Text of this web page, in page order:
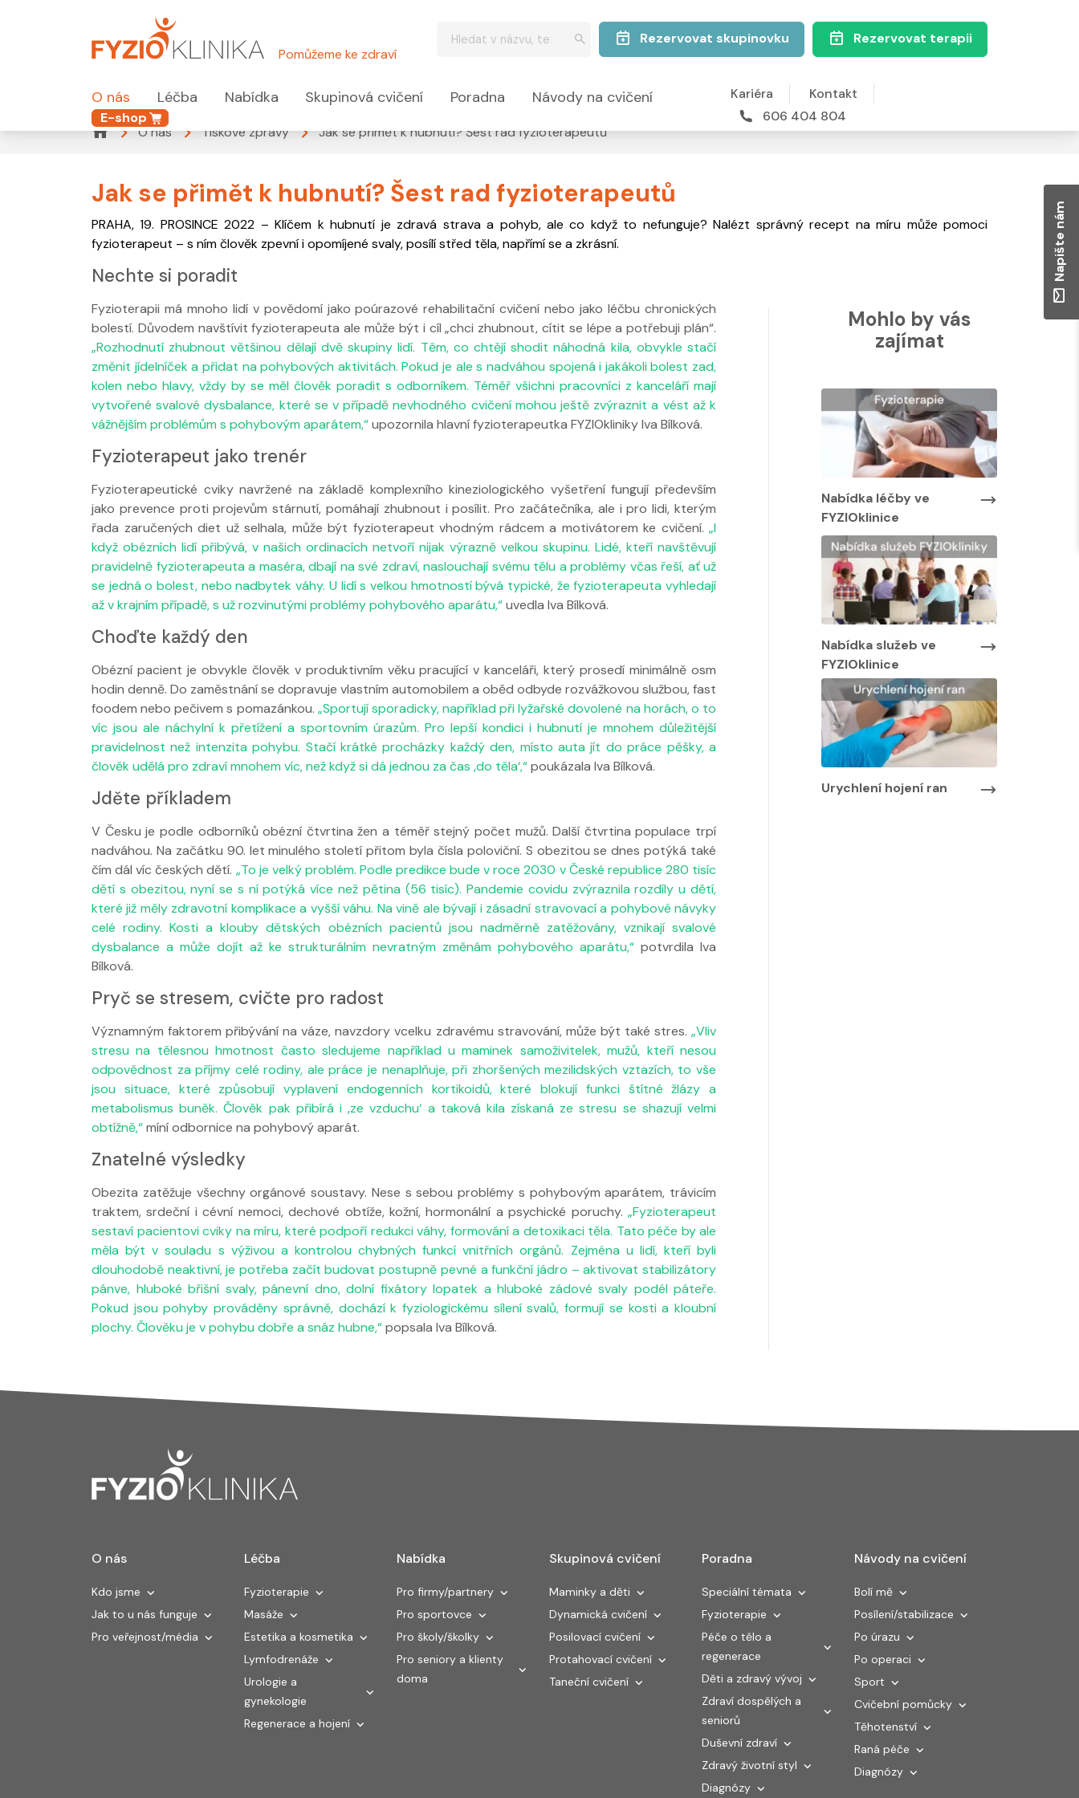
Pomůžeme ke zdraví
Rezervovat skupinovku Rezervovat terapii
O nás Léčba Nabídka Skupinová cvičení Poradna Návody na cvičení
E-shop
Kariéra
Kontakt
606 404 804
O nás
Tiskové zprávy Jak se přimět k hubnutí? Šest rad fyzioterapeutů
Jak se přimět k hubnutí? Šest rad fyzioterapeutů
PRAHA, 19. PROSINCE 2022 – Klíčem k hubnutí je zdravá strava a pohyb, ale co když to nefunguje? Nalézt správný recept na míru může pomoci
fyzioterapeut – s ním člověk zpevní i opomíjené svaly, posílí střed těla, napřímí se a zkrásní.
Nechte si poradit
Fyzioterapii má mnoho lidí v povědomí jako poúrazové rehabilitační cvičení nebo jako léčbu chronických
bolestí. Důvodem navštívit fyzioterapeuta ale může být i cíl „chci zhubnout, cítit se lépe a potřebuji plán“.
„Rozhodnutí zhubnout většinou dělají dvě skupiny lidí. Těm, co chtějí shodit náhodná kila, obvykle stačí
změnit jídelníček a přidat na pohybových aktivitách. Pokud je ale s nadváhou spojená i jakákoli bolest zad,
kolen nebo hlavy, vždy by se měl člověk poradit s odborníkem. Téměř všichni pracovníci z kanceláří mají
vytvořené svalové dysbalance, které se v případě nevhodného cvičení mohou ještě zvýraznit a vést až k
vážnějším problémům s pohybovým aparátem,“upozornila hlavní fyzioterapeutka FYZIOkliniky Iva Bílková.
Fyzioterapeut jako trenér
Fyzioterapeutické cviky navržené na základě komplexního kineziologického vyšetření fungují především
jako prevence proti projevům stárnutí, pomáhají zhubnout i posílit. Pro začátečníka, ale i pro lidi, kterým
řada zaručených diet už selhala, může být fyzioterapeut vhodným rádcem a motivátorem ke cvičení. „I
když obézních lidí přibývá, v našich ordinacích netvoří nijak výrazně velkou skupinu. Lidé, kteří navštěvují
pravidelně fyzioterapeuta a maséra, dbají na své zdraví, naslouchají svému tělu a problémy včas řeší, ať už
se jedná o bolest, nebo nadbytek váhy. U lidí s velkou hmotností bývá typické, že fyzioterapeuta vyhledají
až v krajním případě, s už rozvinutými problémy pohybového aparátu,“uvedla Iva Bílková.
Choďte každý den
Obézní pacient je obvykle člověk v produktivním věku pracující v kanceláři, který prosedí minimálně osm
hodin denně. Do zaměstnání se dopravuje vlastním automobilem a oběd odbyde rozvážkovou službou, fast
foodem nebo pečivem s pomazánkou. „Sportují sporadicky, například při lyžařské dovolené na horách, o to
víc jsou ale náchylní k přetížení a sportovním úrazům. Pro lepší kondici i hubnutí je mnohem důležitější
pravidelnost než intenzita pohybu. Stačí krátké procházky každý den, místo auta jít do práce pěšky, a
člověk udělá pro zdraví mnohem víc, než když si dá jednou za čas ‚do těla‘,“poukázala Iva Bílková.
Jděte příkladem
V Česku je podle odborníků obézní čtvrtina žen a téměř stejný počet mužů. Další čtvrtina populace trpí
nadváhou. Na začátku 90. let minulého století přitom byla čísla poloviční. S obezitou se dnes potýká také
čím dál víc českých dětí. „To je velký problém. Podle predikce bude v roce 2030 v České republice 280 tisíc
dětí s obezitou, nyní se s ní potýká více než pětina (56 tisíc). Pandemie covidu zvýraznila rozdíly u dětí,
které již měly zdravotní komplikace a vyšší váhu. Na vině ale bývají i zásadní stravovací a pohybové návyky
celé rodiny. Kosti a klouby dětských obézních pacientů jsou nadměrně zatěžovány, vznikají svalové
dysbalance a může dojít až ke strukturálním nevratným změnám pohybového aparátu,“ potvrdila Iva
Bílková.
Pryč se stresem, cvičte pro radost
Významným faktorem přibývání na váze, navzdory vcelku zdravému stravování, může být také stres. „Vliv
stresu na tělesnou hmotnost často sledujeme například u maminek samoživitelek, mužů, kteří nesou
odpovědnost za příjmy celé rodiny, ale práce je nenaplňuje, při zhoršených mezilidských vztazích, to vše
jsou situace, které způsobují vyplavení endogenních kortikoidů, které blokují funkci štítné žlázy a
metabolismus buněk. Člověk pak přibírá i ‚ze vzduchu‘ a taková kila získaná ze stresu se shazují velmi
obtížně,“míní odbornice na pohybový aparát.
Znatelné výsledky
Obezita zatěžuje všechny orgánové soustavy. Nese s sebou problémy s pohybovým aparátem, trávicím
traktem, srdeční i cévní nemoci, dechové obtíže, kožní, hormonální a psychické poruchy. „Fyzioterapeut
sestaví pacientovi cviky na míru, které podpoří redukci váhy, formování a detoxikaci těla. Tato péče by ale
měla být v souladu s výživou a kontrolou chybných funkcí vnitřních orgánů. Zejména u lidí, kteří byli
dlouhodobě neaktivní, je potřeba začít budovat postupně pevné a funkční jádro – aktivovat stabilizátory
pánve, hluboké břišní svaly, pánevní dno, dolní fixátory lopatek a hluboké zádové svaly podél páteře.
Pokud jsou pohyby prováděny správně, dochází k fyziologickému sílení svalů, formují se kosti a kloubní
plochy. Člověku je v pohybu dobře a snáz hubne,“popsala Iva Bílková.
Mohlo by vás
zajímat
Nabídka léčby ve
FYZIOklinice
FYZIOklinice
Nabídka léčby ve
FYZIOklinice
Nabídka léčby ve
FYZIOklinice
Nabídka služeb ve
FYZIOklinice
Urychlení hojení ran
Napište nám
O nás
Kdo jsme
Jak to u nás funguje
Pro veřejnost/média
Léčba
Fyzioterapie
Masáže
Estetika a kosmetika
Lymfodrenáže
Urologie a
gynekologie
Regenerace a hojení
Nabídka
Pro firmy/partnery
Pro sportovce
Pro školy/školky
Pro seniory a klienty
doma
Skupinová cvičení
Maminky a děti
Dynamická cvičení
Posilovací cvičení
Protahovací cvičení
Taneční cvičení
Poradna
Speciální témata
Fyzioterapie
Péče o tělo a
regenerace
Děti a zdravý vývoj
Zdraví dospělých a
seniorů
Duševní zdraví
Zdravý životní styl
Diagnózy
Návody na cvičení
Bolí mě
Posílení/stabilizace
Po úrazu
Po operaci
Sport
Cvičební pomůcky
Těhotenství
Raná péče
Diagnózy